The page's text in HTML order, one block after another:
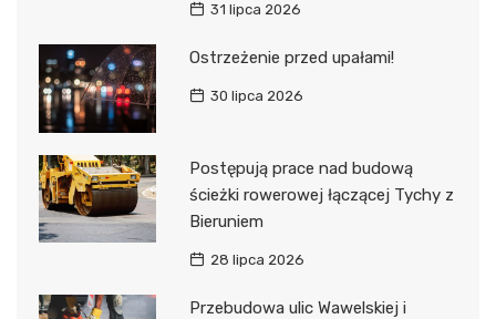
31 lipca 2026
Ostrzeżenie przed upałami!
30 lipca 2026
Postępują prace nad budową
ścieżki rowerowej łączącej Tychy z
Bieruniem
28 lipca 2026
Przebudowa ulic Wawelskiej i